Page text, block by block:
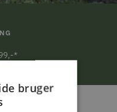
*
bruger